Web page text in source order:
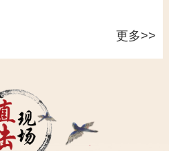
更多>>
场